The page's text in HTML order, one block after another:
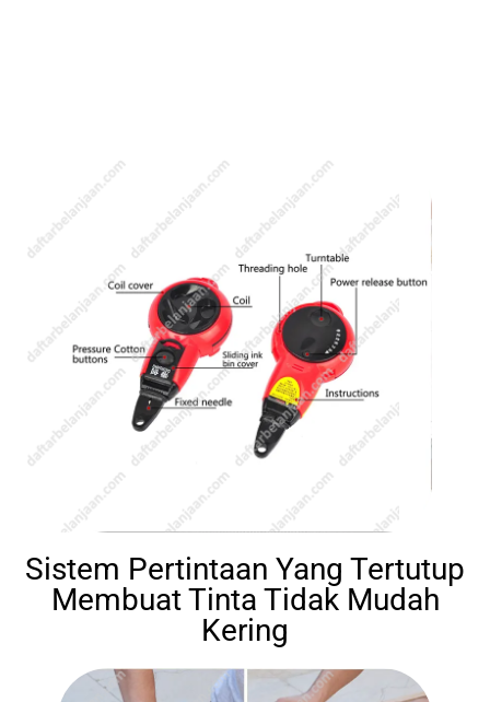
Sistem Pertintaan Yang Tertutup
Membuat Tinta Tidak Mudah
Kering